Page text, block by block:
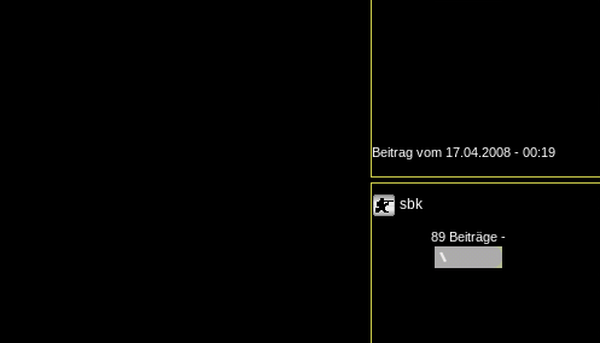
Beitrag vom 17.04.2008 - 00:19
sbk
89 Beiträge -